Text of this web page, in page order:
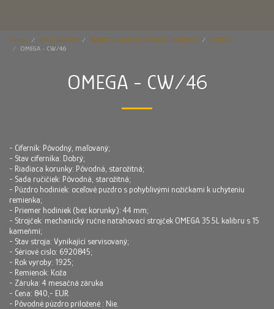
Domov NAŠE HODINY NAJPOPULÁRNEJŠIE ZNAČKY HODINIEK
OMEGA
OMEGA - CW/46
OMEGA - CW/46
- Ciferník: Pôvodný, maľovaný;
- Stav ciferníka: Dobrý;
- Riadiaca korunky: Pôvodná, starožitná;
- Sada ručičiek: Pôvodná, starožitná;
- Púzdro hodiniek: oceľové puzdro s pohyblivými nožičkami k uchyteniu
remienka;
- Priemer hodiniek (bez korunky): 44 mm;
- Strojček: mechanický ručne naťahovací strojček OMEGA 35.5L kalibru s 15
kameňmi;
- Stav stroja: Vynikající servisovaný;
- Sériové cislo: 6920845;
- Rok vyroby: 1925;
- Remienok: Koža
- Záruka: 4 mesačná záruka
- Cena: 840,- EUR
- Pôvodné púzdro priložené : Nie.